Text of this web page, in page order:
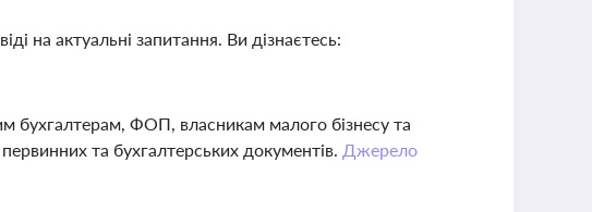
на актуальні запитання. Ви дізнаєтесь:
бухгалтерам, ФОП, власникам малого бізнесу та
та бухгалтерських документів. Джерело